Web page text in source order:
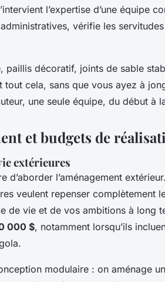
l’expertise d’une équipe
vérifie les
paillis décoratif, joints de sable
cela, sans que vous ayez à
une seule équipe, du début à
et budgets de
extérieures
d’aborder l’aménagement
veulent repenser complètement
de vie et de vos ambitions à long
000 $, notamment lorsqu’ils
modulaire : on aménage